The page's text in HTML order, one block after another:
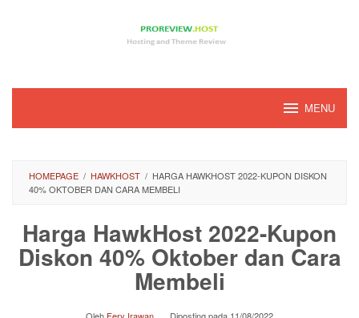
MENU
HOMEPAGE / HAWKHOST / HARGA HAWKHOST 2022-KUPON DISKON
40% OKTOBER DAN CARA MEMBELI
Harga HawkHost 2022-Kupon
Diskon 40% Oktober dan Cara
Membeli